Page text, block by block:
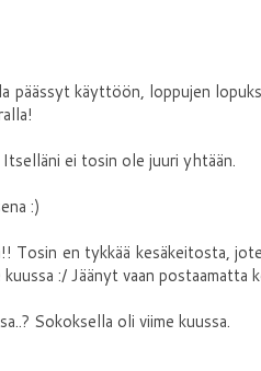
päässyt käyttöön, loppujen
Itselläni ei tosin ole juuri yhtään.
:)
Tosin en tykkää kesäkeitosta,
:/ Jäänyt vaan postaamatta
Sokoksella oli viime kuussa.